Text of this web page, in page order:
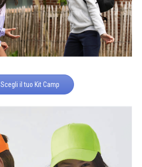
Scegli il tuo Kit Camp